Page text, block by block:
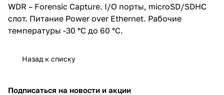
WDR – Forensic Capture. I/O порты, microSD/SDHC
слот. Питание Power over Ethernet. Рабочие
температуры -30 °C до 60 °C.
Назад к списку
Подписаться на новости и акции